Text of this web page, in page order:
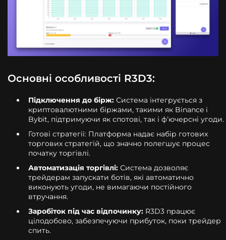
Основні особливості R3D3:
Підключення до бірж: Система інтегрується з
криптовалютними біржами, такими як Binance і
Bybit, підтримуючи як спотові, так і ф’ючерсні угоди.
Готові стратегії: Платформа надає набір готових
торгових стратегій, що значно полегшує процес
початку торгівлі.
Автоматизація торгівлі: Система дозволяє
трейдерам запускати ботів, які автоматично
виконують угоди, не вимагаючи постійного
втручання.
Заробіток під час відпочинку: R3D3 працює
цілодобово, забезпечуючи прибуток, поки трейдер
спить.